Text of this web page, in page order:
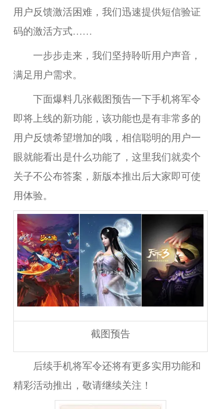
用户反馈激活困难，我们迅速提供短信验证
码的激活方式……
一步步走来，我们坚持聆听用户声音，
满足用户需求。
下面爆料几张截图预告一下手机将军令
即将上线的新功能，该功能也是有非常多的
用户反馈希望增加的哦，相信聪明的用户一
眼就能看出是什么功能了，这里我们就卖个
关子不公布答案，新版本推出后大家即可使
用体验。
截图预告
后续手机将军令还将有更多实用功能和
精彩活动推出，敬请继续关注！